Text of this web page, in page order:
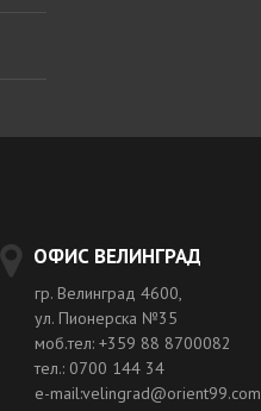
ОФИС ВЕЛИНГРАД
гр. Велинград 4600,
ул. Пионерска №35
моб.тел: +359 88 8700082
тел.: 0700 144 34
e-mail:velingrad@orient99.com